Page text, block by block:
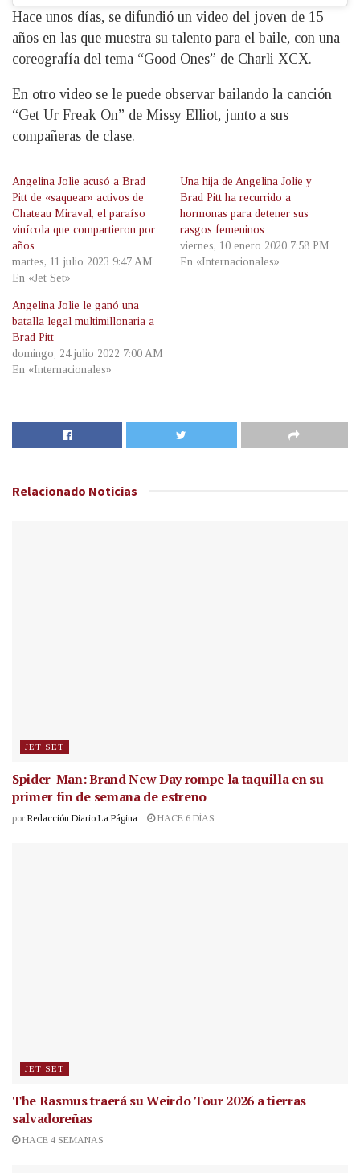
Hace unos días, se difundió un video del joven de 15
años en las que muestra su talento para el baile, con una
coreografía del tema “Good Ones” de Charli XCX.
En otro video se le puede observar bailando la canción
“Get Ur Freak On” de Missy Elliot, junto a sus
compañeras de clase.
Angelina Jolie acusó a Brad
Pitt de «saquear» activos de
Chateau Miraval, el paraíso
vinícola que compartieron por
años
martes, 11 julio 2023 9:47 AM
En «Jet Set»
Una hija de Angelina Jolie y
Brad Pitt ha recurrido a
hormonas para detener sus
rasgos femeninos
viernes, 10 enero 2020 7:58 PM
En «Internacionales»
Angelina Jolie le ganó una
batalla legal multimillonaria a
Brad Pitt
domingo, 24 julio 2022 7:00 AM
En «Internacionales»
Relacionado Noticias
JET SET
Spider-Man: Brand New Day rompe la taquilla en su
primer fin de semana de estreno
por Redacción Diario La Página HACE 6 DÍAS
JET SET
The Rasmus traerá su Weirdo Tour 2026 a tierras
salvadoreñas
HACE 4 SEMANAS